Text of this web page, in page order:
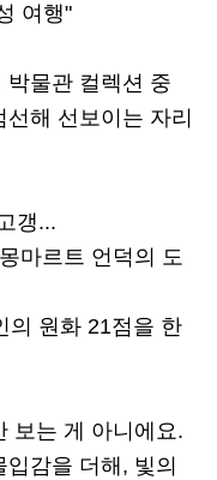
여행"
박물관 컬렉션 중
해 선보이는 자리
갱...
마르트 언덕의 도
의 원화 21점을 한
보는 게 아니에요.
감을 더해, 빛의